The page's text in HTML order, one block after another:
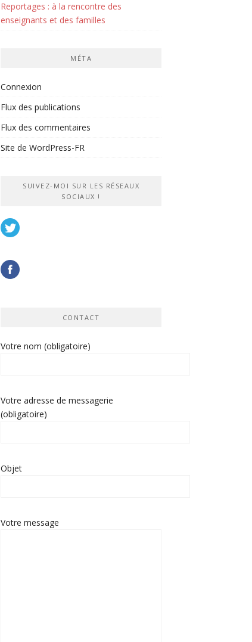
Reportages : à la rencontre des
enseignants et des familles
MÉTA
Connexion
Flux des publications
Flux des commentaires
Site de WordPress-FR
SUIVEZ-MOI SUR LES RÉSEAUX
SOCIAUX !
CONTACT
Votre nom (obligatoire)
Votre adresse de messagerie
(obligatoire)
Objet
Votre message